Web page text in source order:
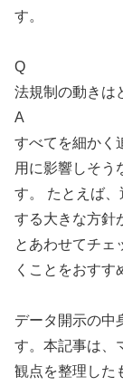
す。
Q
法規制の動きは
A
すべてを細かく
用に影響しそう
す。 たとえば
する大きな方針
とあわせてチェ
くことをおすす
データ開示の中
す。本記事は、
観点を整理した